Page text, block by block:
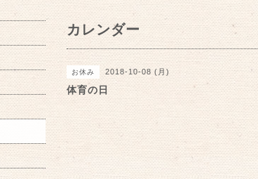
カレンダー
お休み 2018-10-08 (月)
体育の日